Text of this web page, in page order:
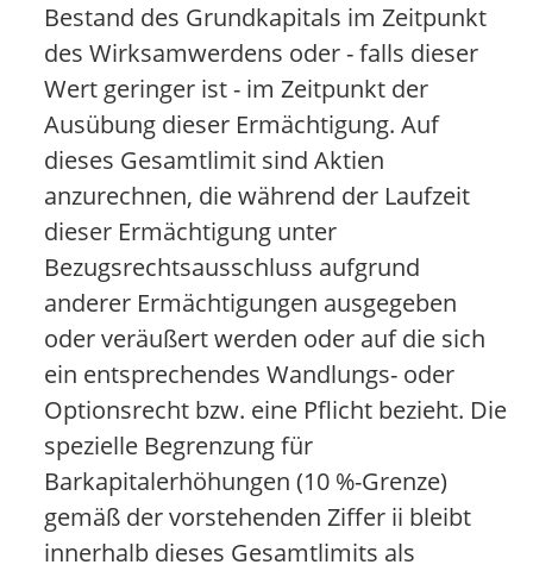
Bestand des Grundkapitals im Zeitpunkt
des Wirksamwerdens oder - falls dieser
Wert geringer ist - im Zeitpunkt der
Ausübung dieser Ermächtigung. Auf
dieses Gesamtlimit sind Aktien
anzurechnen, die während der Laufzeit
dieser Ermächtigung unter
Bezugsrechtsausschluss aufgrund
anderer Ermächtigungen ausgegeben
oder veräußert werden oder auf die sich
ein entsprechendes Wandlungs- oder
Optionsrecht bzw. eine Pflicht bezieht. Die
spezielle Begrenzung für
Barkapitalerhöhungen (10 %-Grenze)
gemäß der vorstehenden Ziffer ii bleibt
innerhalb dieses Gesamtlimits als